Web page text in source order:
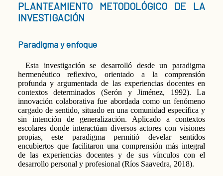
PLANTEAMIENTO METODOLÓGICO DE LA
INVESTIGACIÓN
Paradigma y enfoque
Esta investigación se desarrolló desde un paradigma
hermenéutico reflexivo, orientado a la comprensión
profunda y argumentada de las experiencias docentes en
contextos determinados (Serón y Jiménez, 1992). La
innovación colaborativa fue abordada como un fenómeno
cargado de sentido, situado en una comunidad específica y
sin intención de generalización. Aplicado a contextos
escolares donde interactúan diversos actores con visiones
propias, este paradigma permitió develar sentidos
encubiertos que facilitaron una comprensión más integral
de las experiencias docentes y de sus vínculos con el
desarrollo personal y profesional (Ríos Saavedra, 2018).